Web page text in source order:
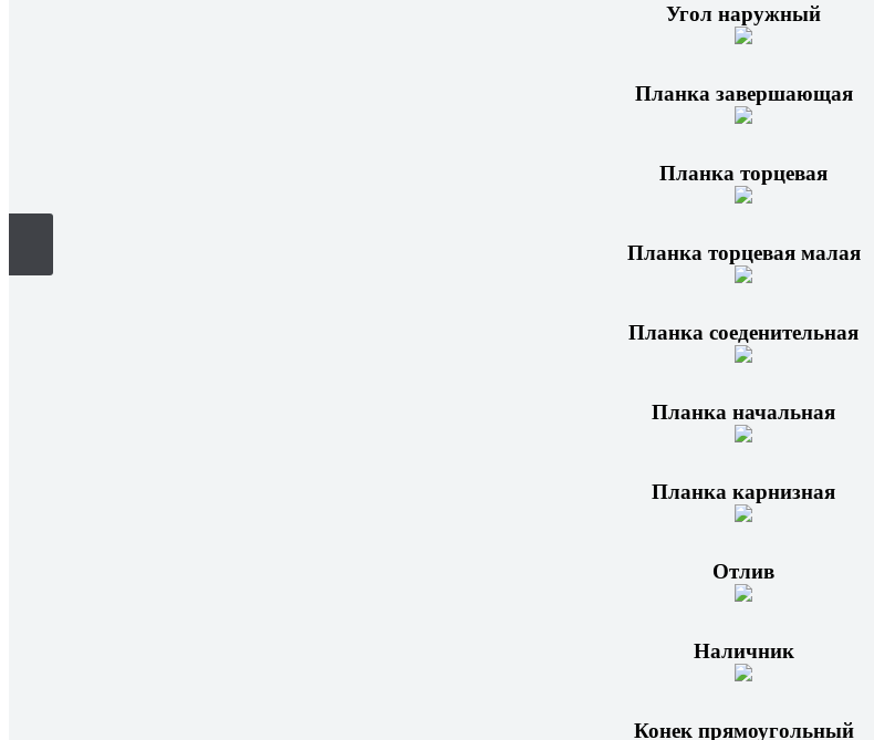
Угол наружный
Планка завершающая
Планка торцевая
Планка торцевая малая
Планка соеденительная
Планка начальная
Планка карнизная
Отлив
Наличник
Конек прямоугольный